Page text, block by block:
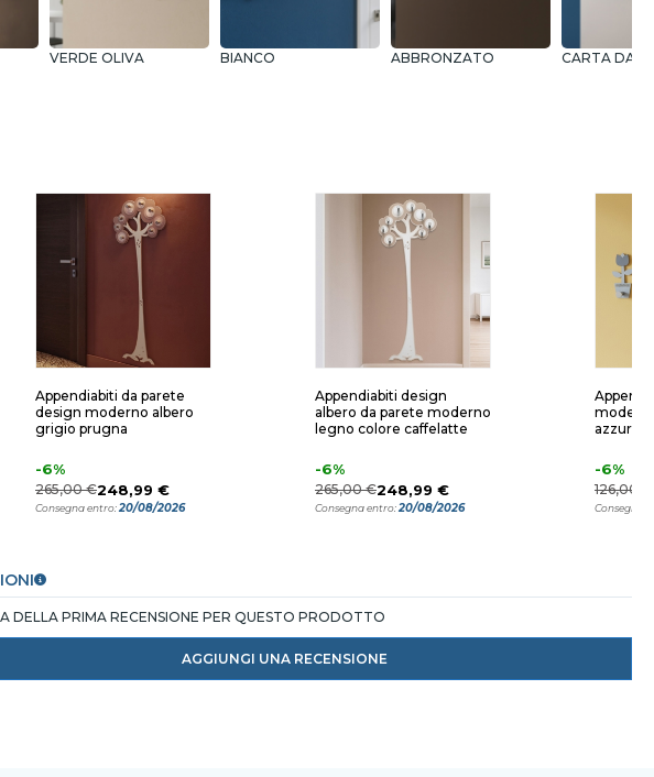
VERDE OLIVA BIANCO ABBRONZATO CARTA DA
Appendiabiti da parete
design moderno albero
grigio prugna
-6%
265,00 €248,99 €
Consegna entro:20/08/2026
Appendiabiti design
albero da parete moderno
legno colore caffelatte
-6%
265,00 €248,99 €
Consegna entro:20/08/2026
azzurro
-6%
126,00 €
Consegna
DELLA PRIMA RECENSIONE PER QUESTO PRODOTTO
AGGIUNGI UNA RECENSIONE